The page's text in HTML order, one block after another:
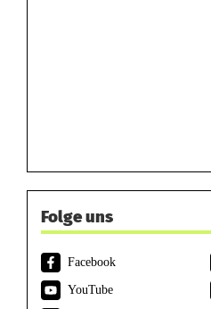
Folge uns
Facebook
YouTube